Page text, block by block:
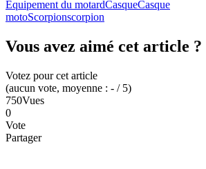
Equipement du motardCasqueCasque
motoScorpionscorpion
Vous avez aimé cet article ?
Votez pour cet article
(aucun vote, moyenne : - / 5)
750Vues
0
Vote
Partager